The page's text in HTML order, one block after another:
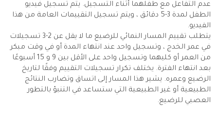
عدم التفاعل مع طفلهما أثناء التسجيل. يتم تسجيل فيديو
الطفل لمدة 3-5 دقائق ، ويتم تسجيل التقييمات العامة من هذا
الفيديو.
يتطلب تقييم المسار النمائي للرضيع ما لا يقل عن 2-3 تسجيلات
في عمر الخدج ، وتسجيل واحد عند انتهاء المدة أو في وقت مبكر
من العمر أو كليهما وتسجيل واحد على الأقل بين 9 و 15 أسبوعًا
بعد انتهاء الفترة. يختلف تكرار تسجيلات التقييم وفقًا لتاريخ
الرضيع وعمره. يشير هذا المسار إلى اتساق وتضارب النتائج
الطبيعية أو غير الطبيعية التي ستساعد في التنبؤ بالتطور
العصبي للرضيع.